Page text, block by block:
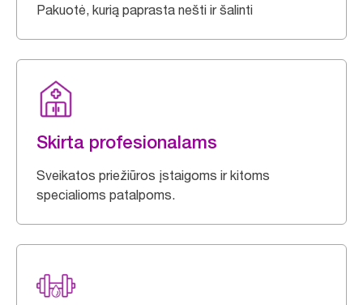
Pakuotė, kurią paprasta nešti ir šalinti
Skirta profesionalams
Sveikatos priežiūros įstaigoms ir kitoms
specialioms patalpoms.